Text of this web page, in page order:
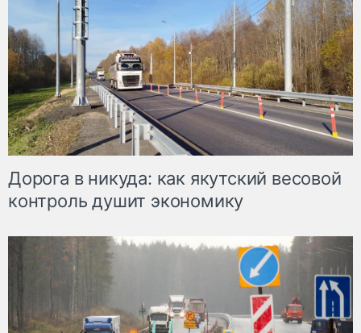
Дорога в никуда: как якутский весовой
контроль душит экономику